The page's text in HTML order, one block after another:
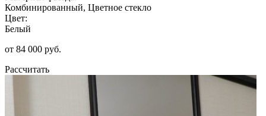
Комбинированный, Цветное стекло
Цвет:
Белый
от 84 000 руб.
Рассчитать